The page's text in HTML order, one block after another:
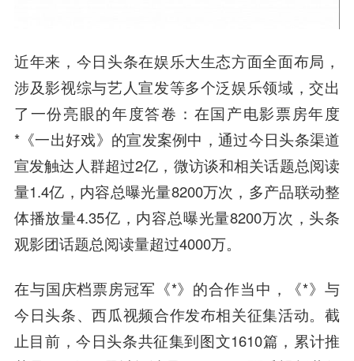
近年来，今日头条在娱乐大生态方面全面布局，
涉及影视综与艺人宣发等多个泛娱乐领域，交出
了一份亮眼的年度答卷： 在国产电影票房年度
*《一出好戏》的宣发案例中，通过今日头条渠道
宣发触达人群超过2亿，微访谈和相关话题总阅读
量1.4亿，内容总曝光量8200万次，多产品联动整
体播放量4.35亿，内容总曝光量8200万次，头条
观影团话题总阅读量超过4000万。
在与国庆档票房冠军《*》的合作当中，《*》与
今日头条、西瓜视频合作发布相关征集活动。截
止目前，今日头条共征集到图文1610篇，累计推